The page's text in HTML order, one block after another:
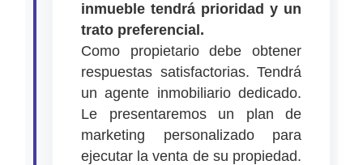
inmueble tendrá prioridad y un
trato preferencial.
Como propietario debe obtener
respuestas satisfactorias. Tendrá
un agente inmobiliario dedicado.
Le presentaremos un plan de
marketing personalizado para
ejecutar la venta de su propiedad.